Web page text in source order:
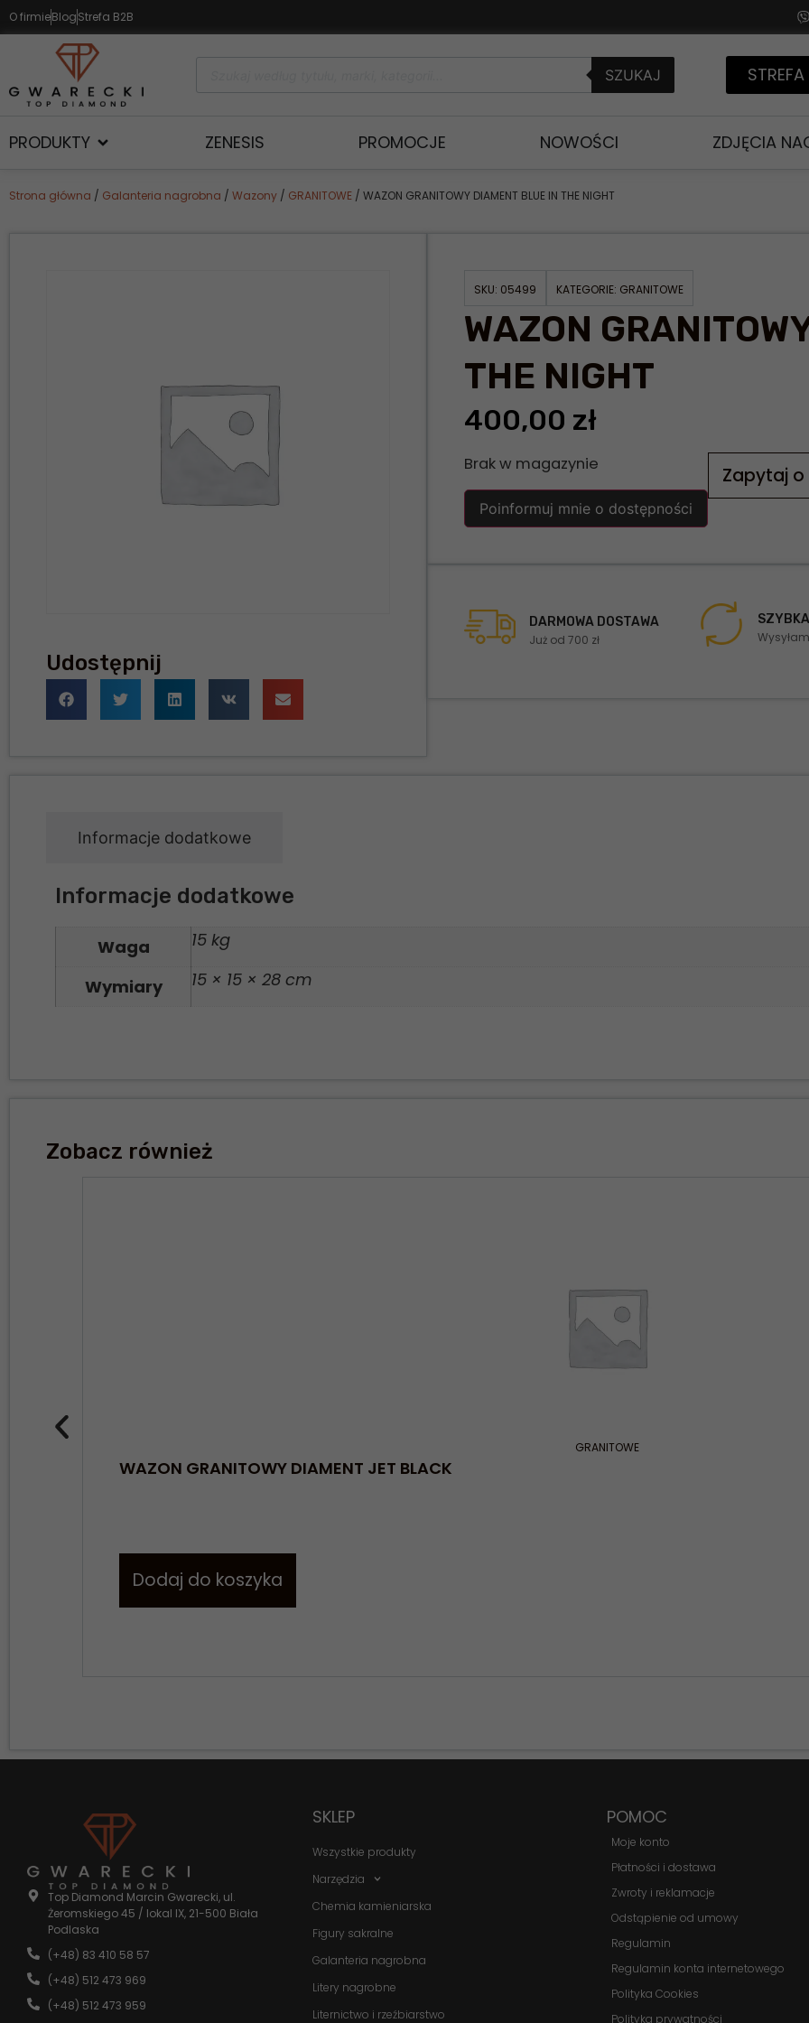
O firmieBlogStrefa B2B
SZUKAJ
PRODUKTY ZENESIS PROMOCJE NOWOŚCI ZDJĘCIA
Strona główna / Galanteria nagrobna / Wazony / GRANITOWE / WAZON GRANITOWY DIAMENT BLUE IN THE NIGHT
Udostępnij
SKU: 05499 KATEGORIE: GRANITOWE
WAZON
THE NIGHT
400,00 zł
Brak w magazynie
Poinformuj mnie o dostępności
Zapytaj
DARMOWA DOSTAWA
Już od 700 zł
Informacje dodatkowe
Informacje dodatkowe
Waga 15 kg
Wymiary 15 × 15 × 28 cm
Zobacz również
GRANITOWE
WAZON GRANITOWY DIAMENT JET BLACK
Dodaj do koszyka
Top Diamond Marcin Gwarecki, ul.
Żeromskiego 45 / lokal IX, 21-500 Biała
Podlaska
(+48) 83 410 58 57
(+48) 512 473 969
(+48) 512 473 959
SKLEP
Wszystkie produkty
Narzędzia
Chemia kamieniarska
Figury sakralne
Galanteria nagrobna
Litery nagrobne
Liternictwo i rzeźbiarstwo
POMOC
Moje konto
Płatności i dostawa
Zwroty i reklamacje
Odstąpienie od umowy
Regulamin
Regulamin konta internetowego
Polityka Cookies
Polityka prywatności
Te pliki cookie
one potrzebne
do
strony
internetowej.
Abyśmy mogli
poprawić
funkcjonalność